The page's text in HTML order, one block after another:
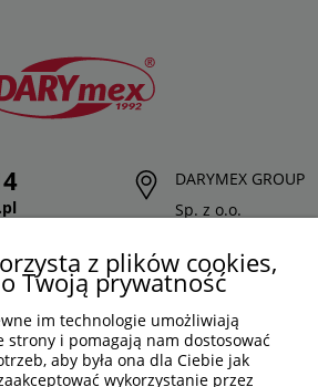
DARYMEX GROUP
Sp. z o.o.
32-620 Brzeszcze
z plików cookies,
Twoją prywatność
im technologie umożliwiają
strony i pomagają nam dostosować
aby była ona dla Ciebie jak
wykorzystanie przez